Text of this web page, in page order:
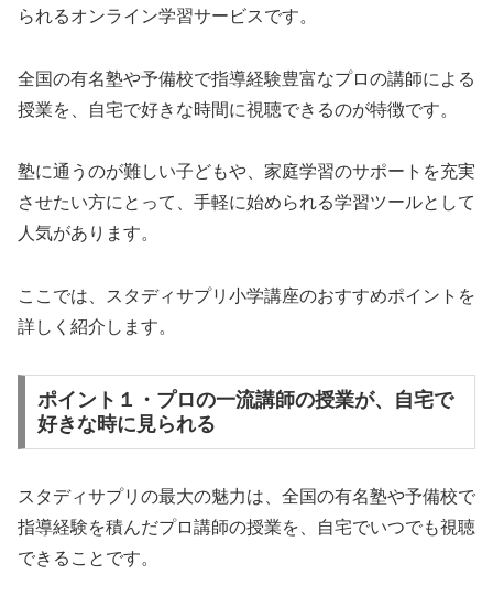
られるオンライン学習サービスです。
全国の有名塾や予備校で指導経験豊富なプロの講師による
授業を、自宅で好きな時間に視聴できるのが特徴です。
塾に通うのが難しい子どもや、家庭学習のサポートを充実
させたい方にとって、手軽に始められる学習ツールとして
人気があります。
ここでは、スタディサプリ小学講座のおすすめポイントを
詳しく紹介します。
ポイント１・プロの一流講師の授業が、自宅で
好きな時に見られる
スタディサプリの最大の魅力は、全国の有名塾や予備校で
指導経験を積んだプロ講師の授業を、自宅でいつでも視聴
できることです。